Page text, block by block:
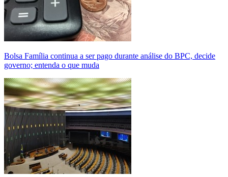
Bolsa Família continua a ser pago durante análise do BPC, decide
governo; entenda o que muda